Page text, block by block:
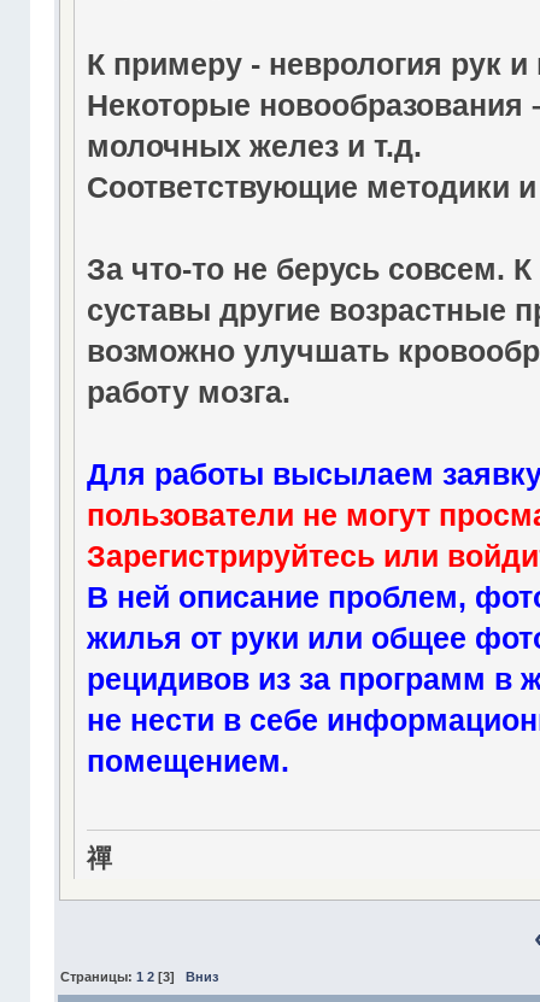
К примеру - неврология рук и
Некоторые новообразования
молочных желез и т.д.
Соответствующие методики
За что-то не берусь совсем.
суставы другие возрастные
возможно улучшать
работу мозга.
Для работы высылаем
пользователи не могут
Зарегистрируйтесьили
В ней описание проблем,
жилья от руки или общее
рецидивов из за программ в
не нести в себе
помещением.
禪
Страницы: 1 2[3] Вниз